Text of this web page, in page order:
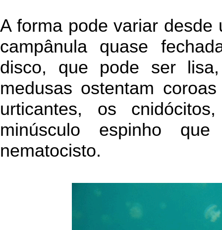
A forma pode variar
campânula quase
disco, que pode ser
medusas ostentam
urticantes, os
minúsculo espinho
nematocisto.